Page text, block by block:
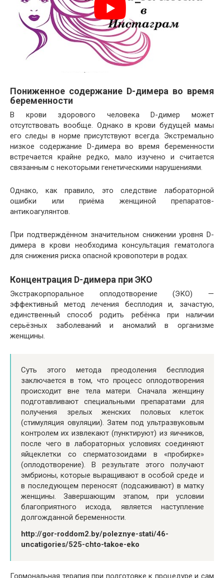
Пониженное содержание D-димера во время
беременности
В крови здорового человека D-димер может
отсутствовать вообще. Однако в крови будущей мамы
его следы в норме присутствуют всегда. Экстремально
низкое содержание D-димера во время беременности
встречается крайне редко, мало изучено и считается
связанным с некоторыми генетическими нарушениями.
Однако, как правило, это следствие лабораторной
ошибки или приёма женщиной препаратов-
антикоагулянтов.
При подтверждённом значительном снижении уровня D-
димера в крови необходима консультация гематолога
для снижения риска опасной кровопотери в родах.
Концентрация D-димера при ЭКО
Экстракорпоральное оплодотворение (ЭКО) —
эффективный метод лечения бесплодия и, зачастую,
единственный способ родить ребёнка при наличии
серьёзных заболеваний и аномалий в организме
женщины.
Суть этого метода преодоления бесплодия
заключается в том, что процесс оплодотворения
происходит вне тела матери. Сначала женщину
подготавливают специальными препаратами для
получения зрелых женских половых клеток
(стимуляция овуляции). Затем под ультразвуковым
контролем их извлекают (пунктируют) из яичников,
после чего в лабораторных условиях соединяют
яйцеклетки со сперматозоидами в «пробирке»
(оплодотворение). В результате этого получают
эмбрионы, которые выращивают в особой среде и
в последующем переносят (подсаживают) в матку
женщины. Завершающим этапом, при условии
благоприятного исхода, является наступление
долгожданной беременности.
http://gor-roddom2.by/poleznye-stati/46-
uncatigories/525-chto-takoe-eko
Гормональная терапия при подготовке к процедуре и сам